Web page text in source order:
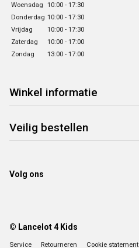
Woensdag 10:00 - 17:30
Donderdag 10:00 - 17:30
Vrijdag
10:00 - 17:30
Zaterdag
10:00 - 17:00
Zondag
13:00 - 17:00
Winkel informatie
Veilig bestellen
Volg ons
© Lancelot 4 Kids
Service Retourneren Cookie statement